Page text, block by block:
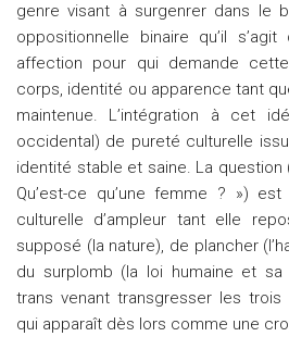
genre visant à surgenrer dans le
oppositionnelle binaire qu’il
affection pour qui demande
corps, identité ou apparence tant
maintenue. L’intégration à cet
occidental) de pureté culturelle
identité stable et saine. La question
Qu’est-ce qu’une femme ? »)
culturelle d’ampleur tant elle
supposé (la nature), de plancher
du surplomb (la loi humaine et
trans venant transgresser les trois
qui apparaît dès lors comme une